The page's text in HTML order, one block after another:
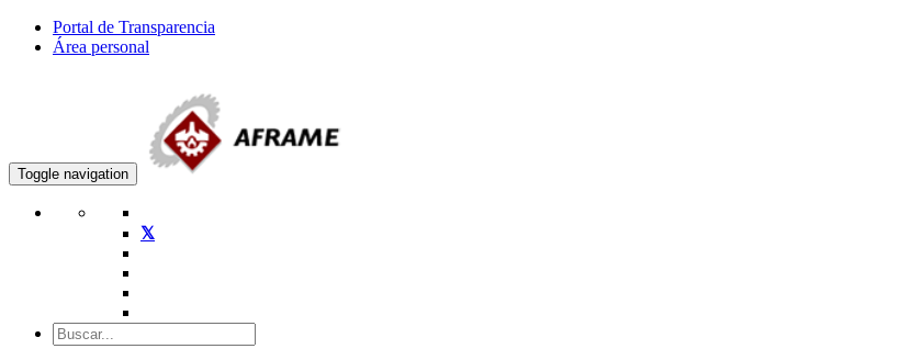
Portal de Transparencia
Área personal
Toggle navigation